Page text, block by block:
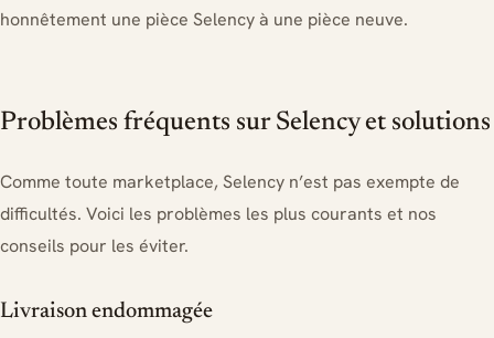
honnêtement une pièce Selency à une pièce neuve.
Problèmes fréquents sur Selency et solutions
Comme toute marketplace, Selency n’est pas exempte de
difficultés. Voici les problèmes les plus courants et nos
conseils pour les éviter.
Livraison endommagée